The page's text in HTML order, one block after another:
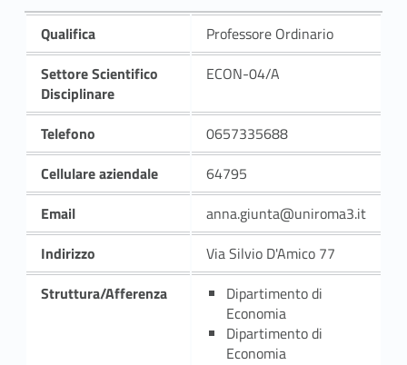
Qualifica
Professore Ordinario
Settore Scientifico
Disciplinare
ECON-04/A
Telefono
0657335688
Cellulare aziendale
64795
Email
anna.giunta@uniroma3.it
Indirizzo
Via Silvio D'Amico 77
Struttura/Afferenza
Dipartimento di
Economia
Dipartimento di
Economia